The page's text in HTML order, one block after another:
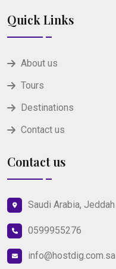
Quick Links
About us
Tours
Destinations
Contact us
Contact us
Saudi Arabia, Jeddah
0599955276
info@hostdig.com.sa